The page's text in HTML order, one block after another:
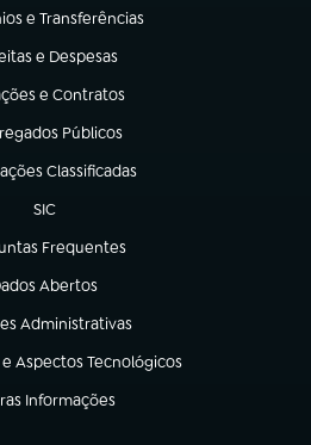
e Transferências
nova aba)
e Despesas
em nova aba)
e Contratos
em nova aba)
Públicos
em nova aba)
Classificadas
nova aba)
SIC
(abre em nova aba)
Frequentes
em nova aba)
Abertos
em nova aba)
Administrativas
nova aba)
Aspectos Tecnológicos
aba)
Informações
em nova aba)